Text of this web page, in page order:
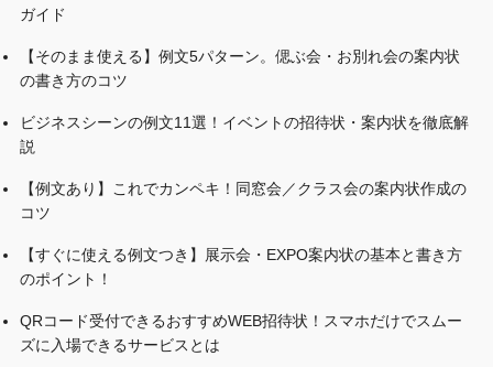
ガイド
【そのまま使える】例文5パターン。偲ぶ会・お別れ会の案内状
の書き方のコツ
ビジネスシーンの例文11選！イベントの招待状・案内状を徹底解
説
【例文あり】これでカンペキ！同窓会／クラス会の案内状作成の
コツ
【すぐに使える例文つき】展示会・EXPO案内状の基本と書き方
のポイント！
QRコード受付できるおすすめWEB招待状！スマホだけでスムー
ズに入場できるサービスとは